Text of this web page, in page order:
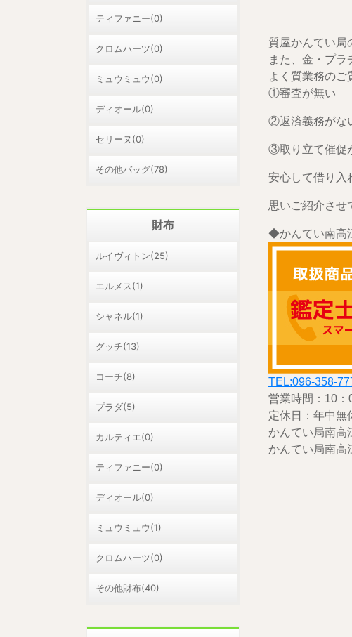
質屋かんてい局
また、金・プラ
よく質業務のご
①審査が無い
②返済義務がな
③取り立て催促
安心して借り入
思いご紹介させ
◆かんてい南高
TEL:096-358-
営業時間：10：
定休日：年中無
かんてい局南高
かんてい局南高
ティファニー(0)
クロムハーツ(0)
ミュウミュウ(0)
ディオール(0)
セリーヌ(0)
その他バッグ(78)
財布
ルイヴィトン(25)
エルメス(1)
シャネル(1)
グッチ(13)
コーチ(8)
プラダ(5)
カルティエ(0)
ティファニー(0)
ディオール(0)
ミュウミュウ(1)
クロムハーツ(0)
その他財布(40)